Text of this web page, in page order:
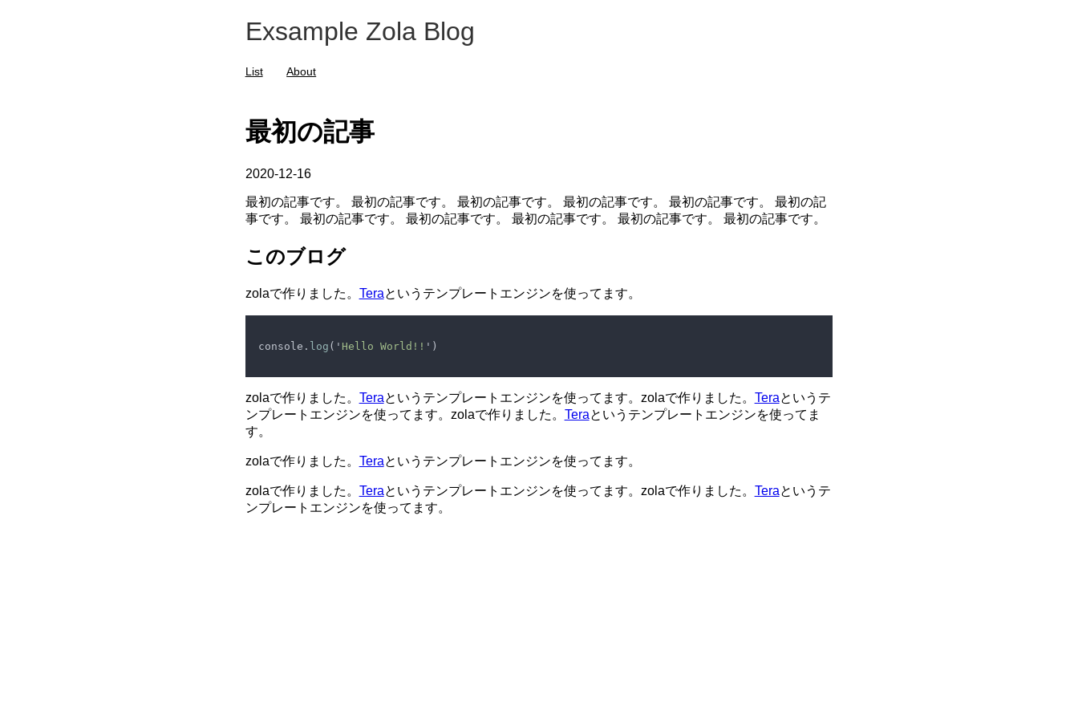
Exsample Zola Blog
List About
最初の記事
2020-12-16
最初の記事です。 最初の記事です。 最初の記事です。 最初の記事です。 最初の記事です。 最初の記
事です。 最初の記事です。 最初の記事です。 最初の記事です。 最初の記事です。 最初の記事です。
このブログ
zolaで作りました。 Teraというテンプレートエンジンを使ってます。
console. log (' Hello World!! ')
zolaで作りました。 Teraというテンプレートエンジンを使ってます。zolaで作りました。 Teraというテ
ンプレートエンジンを使ってます。zolaで作りました。 Teraというテンプレートエンジンを使ってま
す。
zolaで作りました。 Teraというテンプレートエンジンを使ってます。
zolaで作りました。 Teraというテンプレートエンジンを使ってます。zolaで作りました。 Teraというテ
ンプレートエンジンを使ってます。